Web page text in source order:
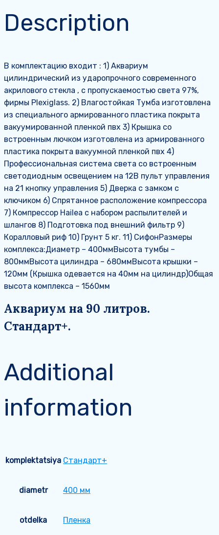
Description
В комплектацию входит : 1) Аквариум
цилиндрический из ударопрочного современного
акрилового стекла , с пропускаемостью света 97%,
фирмы Plexiglass. 2) Влагостойкая Тумба изготовлена
из специального армированного пластика покрыта
вакуумированной пленкой пвх 3) Крышка со
встроенным лючком изготовлена из армированного
пластика покрыта вакуумной пленкой пвх 4)
Профессиональная система света со встроенным
светодиодным освещением на 12В пульт управления
на 21 кнопку управления 5) Дверка с замком с
ключиком 6) Спрятанное расположение компрессора
7) Компрессор Hаilea с набором распылителей и
шлангов 8) Подготовка под внешний фильтр 9)
Коралловый риф 10) Грунт 5 кг. 11) СифонРазмеры
комплекса:Диаметр – 400ммВысота тумбы –
800ммВысота цилиндра – 680ммВысота крышки –
120мм (Крышка одевается на 40мм на цилиндр)Общая
высота комплекса – 1560мм
Аквариум на 90 литров.
Стандарт+.
Additional
information
komplektatsiya Стандарт+
diametr 400 мм
otdelka Пленка